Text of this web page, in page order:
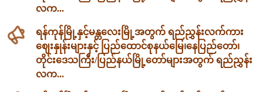
လက...
ရန်ကုန်မြို့နှင့်မန္တလေးမြို့အတွက် ရည်ညွှန်းလက်ကား
ဈေးနှုန်းများနှင့် ပြည်ထောင်စုနယ်မြေ၊နေပြည်တော်၊
တိုင်းဒေသကြီး/ပြည်နယ်မြို့တော်များအတွက် ရည်ညွှန်း
လက...